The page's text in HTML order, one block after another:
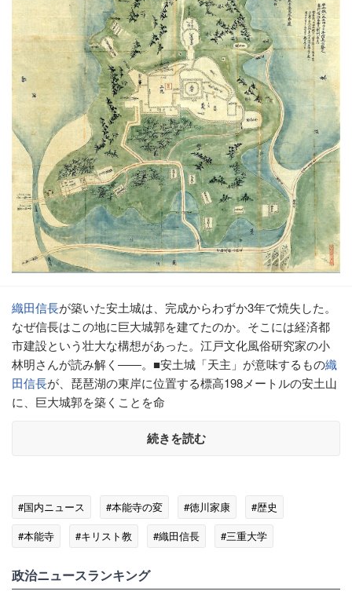
織田信長が築いた安土城は、完成からわずか3年で焼失した。
なぜ信長はこの地に巨大城郭を建てたのか。そこには経済都
市建設という壮大な構想があった。江戸文化風俗研究家の小
林明さんが読み解く――。■安土城「天主」が意味するもの織
田信長が、琵琶湖の東岸に位置する標高198メートルの安土山
に、巨大城郭を築くことを命
続きを読む
#国内ニュース #本能寺の変 #徳川家康
#歴史
#本能寺
#キリスト教 #織田信長 #三重大学
政治ニュースランキング